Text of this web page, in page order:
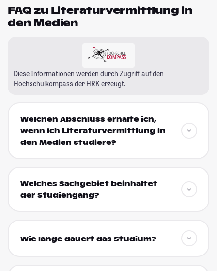
FAQ zu Literaturvermittlung in
den Medien
Diese Informationen werden durch Zugriff auf den
Hochschulkompass der HRK erzeugt.
Welchen Abschluss erhalte ich,
wenn ich Literaturvermittlung in
den Medien studiere?
Welches Sachgebiet beinhaltet
der Studiengang?
Wie lange dauert das Studium?